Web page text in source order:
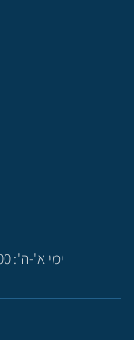
ימי א'-ה': 08:00 עד 20:00 | יום ו' 08:00 עד 16:00